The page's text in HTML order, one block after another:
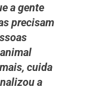
a gente
precisam
cuida
a